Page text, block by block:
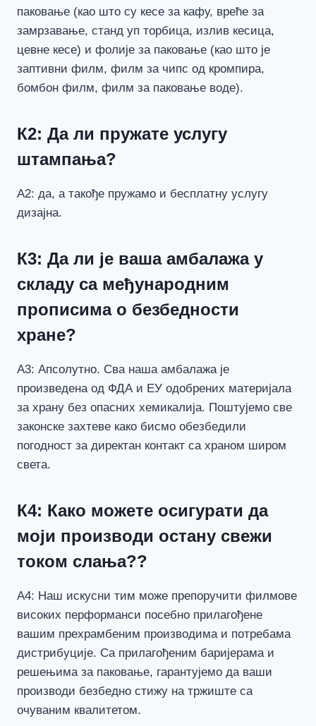
паковање (као што су кесе за кафу, вреће за
замрзавање, станд уп торбица, излив кесица,
цевне кесе) и фолије за паковање (као што је
заптивни филм, филм за чипс од кромпира,
бомбон филм, филм за паковање воде).
К2: Да ли пружате услугу
штампања?
А2: да, а такође пружамо и бесплатну услугу
дизајна.
К3: Да ли је ваша амбалажа у
складу са међународним
прописима о безбедности
хране?
А3: Апсолутно. Сва наша амбалажа је
произведена од ФДА и ЕУ одобрених материјала
за храну без опасних хемикалија. Поштујемо све
законске захтеве како бисмо обезбедили
погодност за директан контакт са храном широм
света.
К4: Како можете осигурати да
моји производи остану свежи
током слања??
А4: Наш искусни тим може препоручити филмове
високих перформанси посебно прилагођене
вашим прехрамбеним производима и потребама
дистрибуције. Са прилагођеним баријерама и
решењима за паковање, гарантујемо да ваши
производи безбедно стижу на тржиште са
очуваним квалитетом.